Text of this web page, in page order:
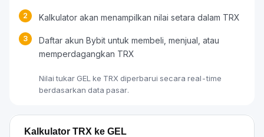
2 Kalkulator akan menampilkan nilai setara dalam TRX
3
Daftar akun Bybit untuk membeli, menjual, atau
memperdagangkan TRX
Nilai tukar GEL ke TRX diperbarui secara real-time
berdasarkan data pasar.
Kalkulator TRX ke GEL